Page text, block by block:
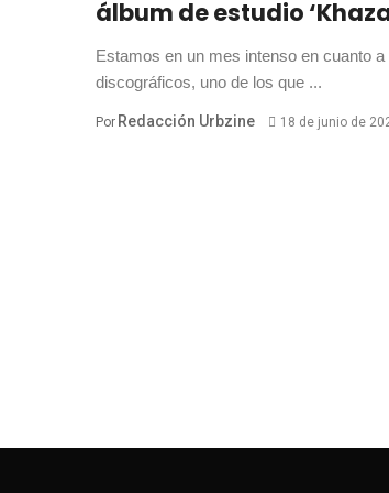
álbum de estudio
Estamos en un mes intenso en cuanto
discográficos, uno de los que ...
Por Redacción Urbzine 18 de junio de